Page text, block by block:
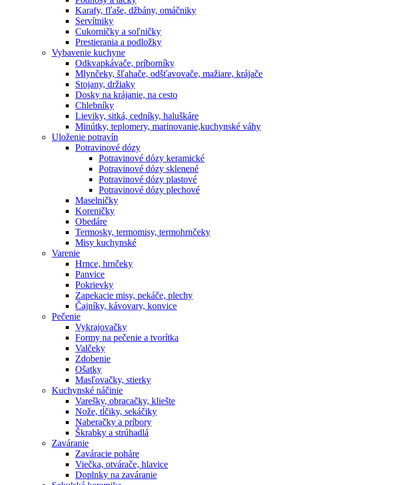
Karafy, fľaše, džbány, omáčniky
Servítniky
Cukorničky a soľničky
Prestierania a podložky
Vybavenie kuchyne
Odkvapkávače, príborníky
Mlynčeky, šľahače, odšťavovače, mažiare, krájače
Stojany, držiaky
Dosky na krájanie, na cesto
Chlebníky
Lieviky, sitká, cedníky, haluškáre
Minútky, teplomery, marinovanie,kuchynské váhy
Uloženie potravín
Potravinové dózy
Potravinové dózy keramické
Potravinové dózy sklenené
Potravinové dózy plastové
Potravinové dózy plechové
Maselničky
Koreničky
Obedáre
Termosky, termomisy, termohrnčeky
Misy kuchynské
Varenie
Hrnce, hrnčeky
Panvice
Pokrievky
Zapekacie misy, pekáče, plechy
Čajníky, kávovary, konvice
Pečenie
Vykrajovačky
Formy na pečenie a tvorítka
Valčeky
Zdobenie
Ošatky
Masľovačky, stierky
Kuchynské náčinie
Varešky, obracačky, kliešte
Nože, tĺčiky, sekáčiky
Naberačky a príbory
Škrabky a strúhadlá
Zaváranie
Zaváracie poháre
Viečka, otvárače, hlavice
Doplnky na zaváranie